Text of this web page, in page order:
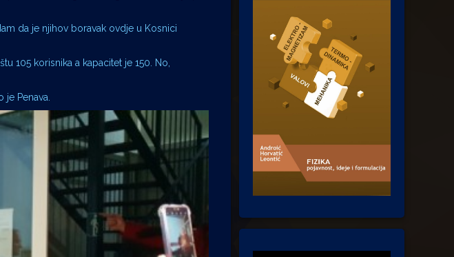
da je njihov boravak ovdje u Kosnici
105 korisnika a kapacitet je 150. No,
Penava.